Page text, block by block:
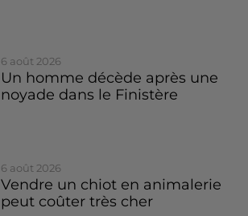
6 août 2026
Un homme décède après une
noyade dans le Finistère
6 août 2026
Vendre un chiot en animalerie
peut coûter très cher